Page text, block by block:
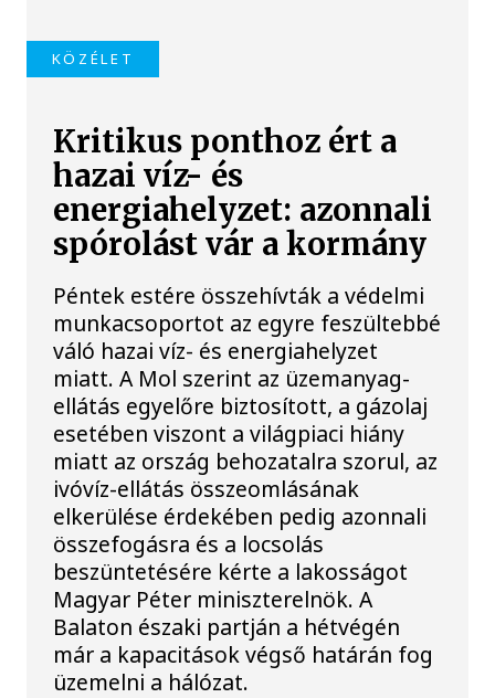
KÖZÉLET
Kritikus ponthoz ért a
hazai víz- és
energiahelyzet: azonnali
spórolást vár a kormány
Péntek estére összehívták a védelmi
munkacsoportot az egyre feszültebbé
váló hazai víz- és energiahelyzet
miatt. A Mol szerint az üzemanyag-
ellátás egyelőre biztosított, a gázolaj
esetében viszont a világpiaci hiány
miatt az ország behozatalra szorul, az
ivóvíz-ellátás összeomlásának
elkerülése érdekében pedig azonnali
összefogásra és a locsolás
beszüntetésére kérte a lakosságot
Magyar Péter miniszterelnök. A
Balaton északi partján a hétvégén
már a kapacitások végső határán fog
üzemelni a hálózat.